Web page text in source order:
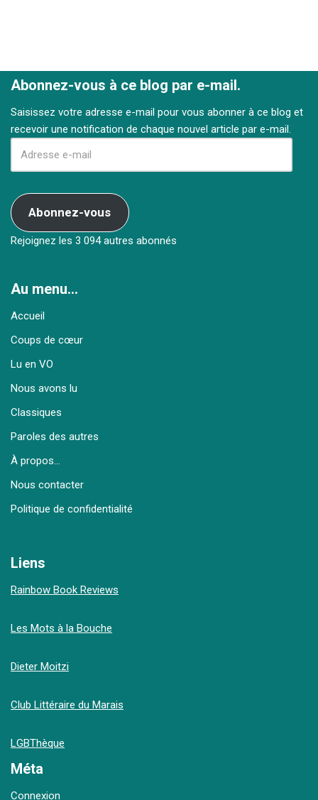
Abonnez-vous à ce blog par e-mail.
Saisissez votre adresse e-mail pour vous abonner à ce blog et
recevoir une notification de chaque nouvel article par e-mail.
Abonnez-vous
Rejoignez les 3 094 autres abonnés
Au menu…
Accueil
Coups de cœur
Lu en VO
Nous avons lu
Classiques
Paroles des autres
À propos…
Nous contacter
Politique de confidentialité
Liens
Rainbow Book Reviews
Les Mots à la Bouche
Dieter Moitzi
Club Littéraire du Marais
LGBThèque
Méta
Connexion